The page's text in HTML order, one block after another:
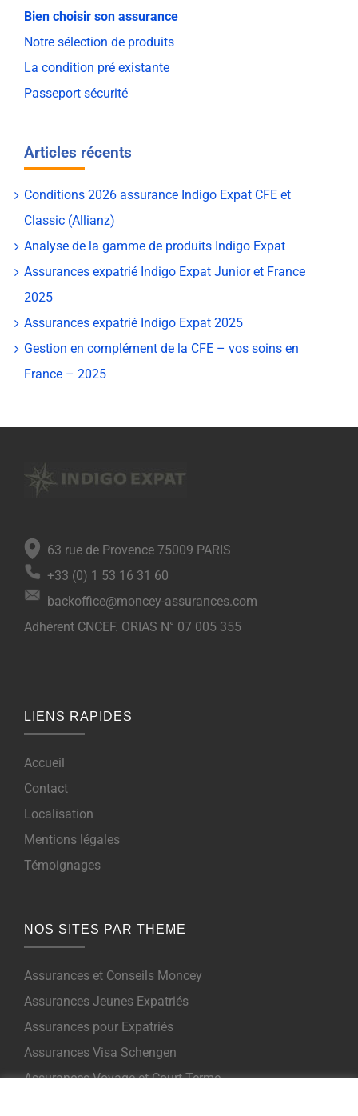
Bien choisir son assurance
Notre sélection de produits
La condition pré existante
Passeport sécurité
Articles récents
Conditions 2026 assurance Indigo Expat CFE et
Classic (Allianz)
Analyse de la gamme de produits Indigo Expat
Assurances expatrié Indigo Expat Junior et France
2025
Assurances expatrié Indigo Expat 2025
Gestion en complément de la CFE – vos soins en
France – 2025
63 rue de Provence 75009 PARIS
+33 (0) 1 53 16 31 60
backoffice@moncey-assurances.com
Adhérent CNCEF. ORIAS N° 07 005 355
LIENS RAPIDES
Accueil
Contact
Localisation
Mentions légales
Témoignages
NOS SITES PAR THEME
Assurances et Conseils Moncey
Assurances Jeunes Expatriés
Assurances pour Expatriés
Assurances Visa Schengen
Assurances Voyage et Court Terme